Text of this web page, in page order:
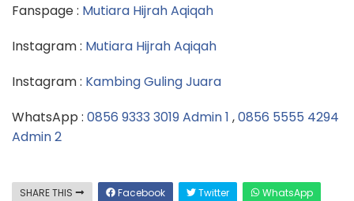
Fanspage : Mutiara Hijrah Aqiqah
Instagram : Mutiara Hijrah Aqiqah
Instagram : Kambing Guling Juara
WhatsApp : 0856 9333 3019 Admin 1 ,0856 5555 4294
Admin 2
SHARE THIS Facebook Twitter WhatsApp